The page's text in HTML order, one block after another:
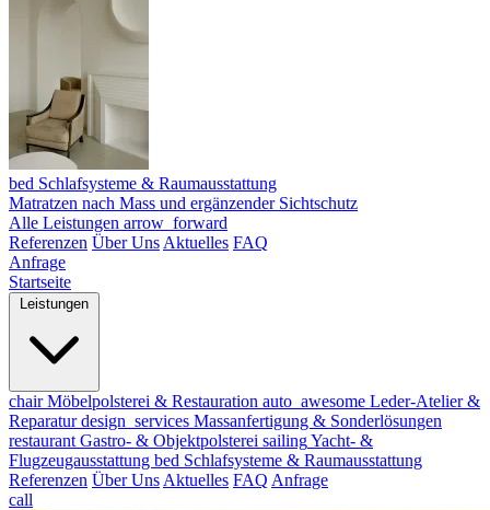
bed Schlafsysteme & Raumausstattung
Matratzen nach Mass und ergänzender Sichtschutz
Alle Leistungen arrow_forward
Referenzen Über Uns Aktuelles FAQ
Anfrage
Startseite
chairMöbelpolsterei & Restauration auto_awesome Leder-Atelier &
Reparaturdesign_services Massanfertigung & Sonderlösungen
restaurant Gastro- & Objektpolsterei sailingYacht- &
Flugzeugausstattung bed Schlafsysteme & Raumausstattung
Referenzen Über Uns Aktuelles FAQ Anfrage
call